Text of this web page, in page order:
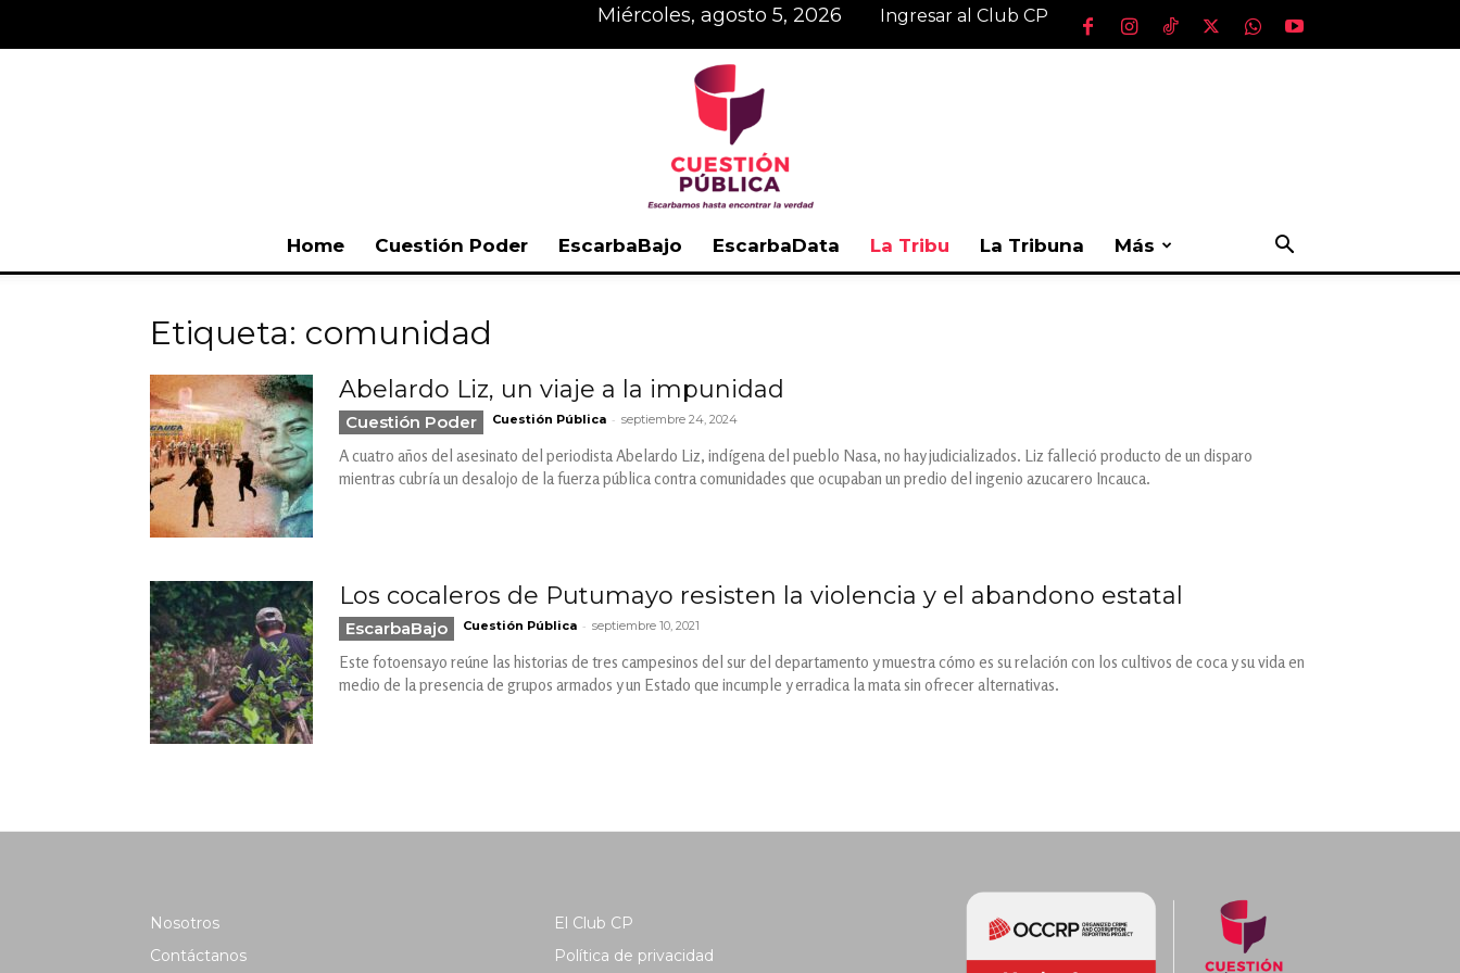
miércoles, agosto 5, 2026 Ingresar al Club CP
Home Cuestión Poder EscarbaBajo EscarbaData La Tribu La Tribuna Más
Etiqueta: comunidad
Abelardo Liz, un viaje a la impunidad
Cuestión Poder Cuestión Pública - septiembre 24, 2024
A cuatro años del asesinato del periodista Abelardo Liz, indígena del pueblo Nasa, no hay judicializados. Liz falleció producto de un disparo
mientras cubría un desalojo de la fuerza pública contra comunidades que ocupaban un predio del ingenio azucarero Incauca.
Los cocaleros de Putumayo resisten la violencia y el abandono estatal
EscarbaBajo Cuestión Pública - septiembre 10, 2021
Este fotoensayo reúne las historias de tres campesinos​​ del sur del departament​o y muestra cómo es su relación con los cultivos de coca y su vida en
medio de la presencia de grupos armados y un Estado que incumple y erradica la mata sin ofrecer alternativas.
Nosotros
Contáctanos
El Club CP
Política de privacidad